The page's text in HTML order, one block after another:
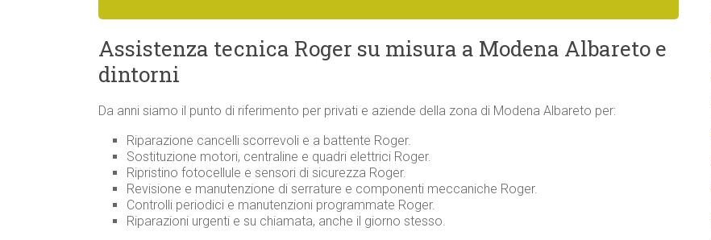
Assistenza tecnica Roger su misura a Modena Albareto e
dintorni
Da anni siamo il punto di riferimento per privati e aziende della zona di Modena Albareto per:
Riparazione cancelli scorrevoli e a battente Roger.
Sostituzione motori, centraline e quadri elettrici Roger.
Ripristino fotocellule e sensori di sicurezza Roger.
Revisione e manutenzione di serrature e componenti meccaniche Roger.
Controlli periodici e manutenzioni programmate Roger.
Riparazioni urgenti e su chiamata, anche il giorno stesso.